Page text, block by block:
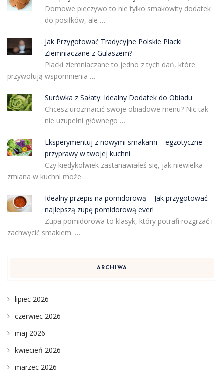
Domowe pieczywo to nie tylko smakowity dodatek
do posiłków, ale …
Jak Przygotować Tradycyjne Polskie Placki
Ziemniaczane z Gulaszem?
Placki ziemniaczane to jedno z tych dań, które
przywołują wspomnienia …
Surówka z Sałaty: Idealny Dodatek do Obiadu
Chcesz urozmaicić swoje obiadowe menu? Nic tak
nie uzupełni głównego …
Eksperymentuj z nowymi smakami – egzotyczne
przyprawy w twojej kuchni
Czy kiedykolwiek zastanawiałeś się, jak niewielka
zmiana w kuchni może …
Idealny przepis na pomidorową – Jak przygotować
najlepszą zupę pomidorową ever!
Zupa pomidorowa to klasyk, który potrafi rozgrzać i
zachwycić smakiem. …
ARCHIWA
lipiec 2026
czerwiec 2026
maj 2026
kwiecień 2026
marzec 2026